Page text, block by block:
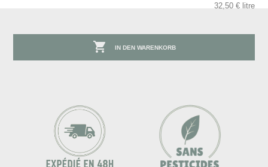
32,50 € litre
 IN DEN WARENKORB